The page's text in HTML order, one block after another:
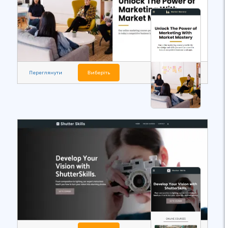
Переглянути Виберіть